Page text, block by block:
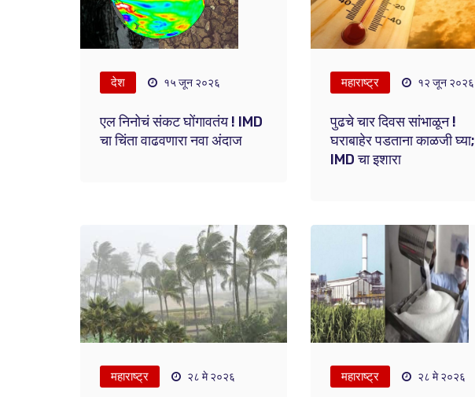
देश १५ जून २०२६
एल निनोचं संकट घोंगावतंय ! IMD
चा चिंता वाढवणारा नवा अंदाज
महाराष्ट्र १२ जून २०२६
पुढचे चार दिवस सांभाळून !
घराबाहेर पडताना काळजी घ्या;
IMD चा इशारा
महाराष्ट्र २८ मे २०२६ महाराष्ट्र २८ मे २०२६